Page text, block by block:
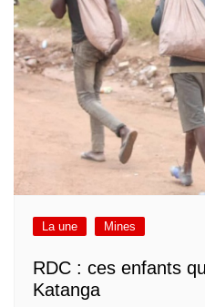
La une Mines
RDC : ces enfants
Katanga